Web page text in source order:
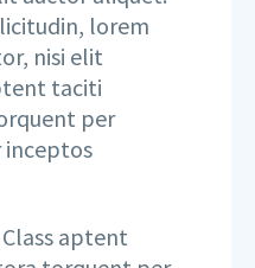
lorem
nisi elit
taciti
per
inceptos
aptent